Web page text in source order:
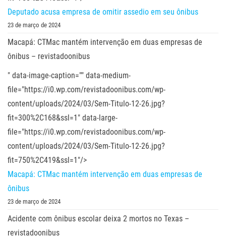
Deputado acusa empresa de omitir assedio em seu ônibus
23 de março de 2024
Macapá: CTMac mantém intervenção em duas empresas de
ônibus – revistadoonibus
" data-image-caption="" data-medium-
file="https://i0.wp.com/revistadoonibus.com/wp-
content/uploads/2024/03/Sem-Titulo-12-26.jpg?
fit=300%2C168&ssl=1" data-large-
file="https://i0.wp.com/revistadoonibus.com/wp-
content/uploads/2024/03/Sem-Titulo-12-26.jpg?
fit=750%2C419&ssl=1"/>
Macapá: CTMac mantém intervenção em duas empresas de
ônibus
23 de março de 2024
Acidente com ônibus escolar deixa 2 mortos no Texas –
revistadoonibus